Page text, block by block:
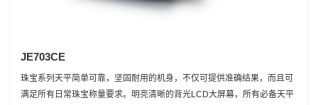
JE703CE
珠宝系列天平简单可靠，坚固耐用的机身，不仅可提供准确结果，而且可
满足所有日常珠宝称量要求。明亮清晰的背光LCD大屏幕，所有必备天平